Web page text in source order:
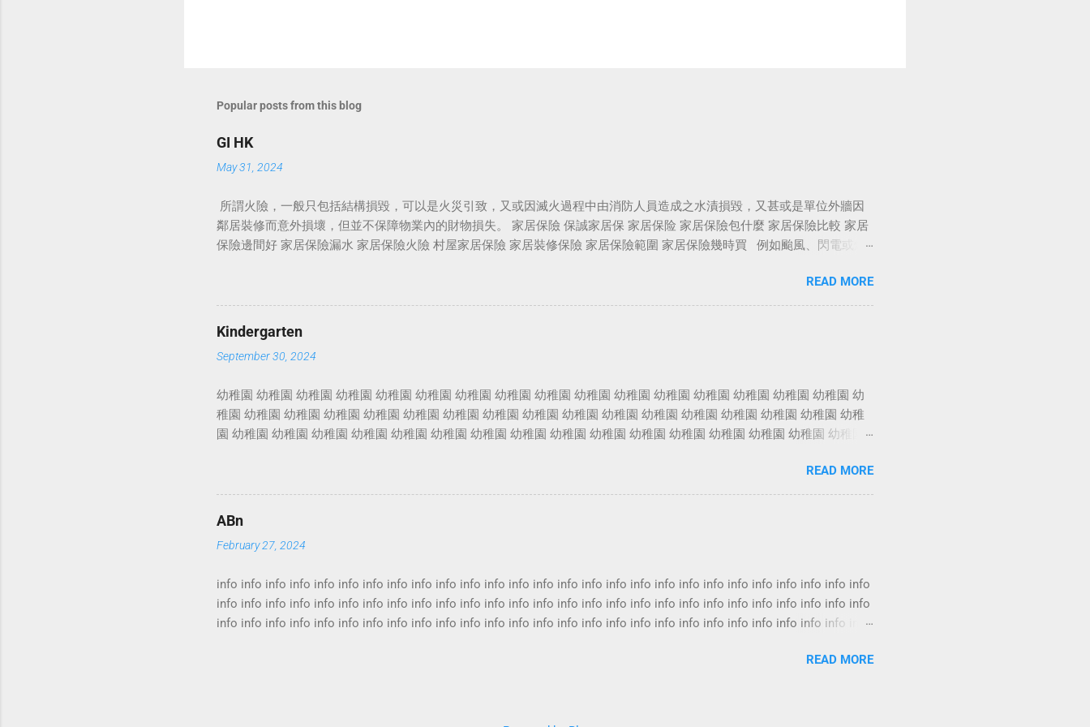
Popular posts from this blog
GI HK
May 31, 2024
所謂火險，一般只包括結構損毀，可以是火災引致，又或因滅火過程中由消防人員造成之水漬損毀，又甚或是單位外牆因
鄰居裝修而意外損壞，但並不保障物業內的財物損失。 家居保險 保誠家居保 家居保险 家居保險包什麼 家居保險比較 家居
保險邊間好 家居保險漏水 家居保險火險 村屋家居保險 家居裝修保險 家居保險範圍 家居保險幾時買 例如颱風、閃電或爆
花、地板、窗台等損毀，家居財物及裝修等損失則不保。 另外，火災以外引致的損毀，純火險亦不會賠償。 家居保險價錢
業主家居保險 家居保險推介 火險 火險報價 按揭火險 火險比較 火險最平 火險保費 家居火險 火險價錢 樓宇火
險 火災險 火災保險 樓宇結構保險 投保火險需要什麼資料 若然家中發生水災，不但令全屋水浸，水流還從大門縫隙流
到大堂，引致大堂水浸，升降機亦損毀。 事面上的涉及物業的保險林林總總，包括火險、裝修保險，家居保險等。一般讀
者都會有相同疑問：家居保險是否「全保」? 還否只保火災? 其實保險條款每間公司各有不同，難說誰稱得上「全保」，投
計算 家居保險火險 家居保險邊間好 家居保險漏水 火險家居保險 家居保險比較 家居保險租客 家居保險第三者責任
保險 事實上，涉及物業的保險大項主要有兩類，包括「火險」及「財物保險」。 業主要面對的，除了屋內財物損毀之
餘，還有機會被業主立案法團追討昂貴的升降機維修費和樓下鄰居追討因天花漏水的裝修費。 水浸後重新裝修期間，業主
READ MORE
Kindergarten
September 30, 2024
幼稚園 幼稚園 幼稚園 幼稚園 幼稚園 幼稚園 幼稚園 幼稚園 幼稚園 幼稚園 幼稚園 幼稚園 幼稚園 幼稚園 幼稚園 幼稚園 幼
稚園 幼稚園 幼稚園 幼稚園 幼稚園 幼稚園 幼稚園 幼稚園 幼稚園 幼稚園 幼稚園 幼稚園 幼稚園 幼稚園 幼稚園 幼稚園 幼稚
園 幼稚園 幼稚園 幼稚園 幼稚園 幼稚園 幼稚園 幼稚園 幼稚園 幼稚園 幼稚園 幼稚園 幼稚園 幼稚園 幼稚園 幼稚園 幼稚園
稚園 幼稚園 幼稚園 幼稚園 幼稚園 幼稚園 幼稚園 幼稚園 幼稚園 幼稚園 幼稚園 幼稚園 幼稚園 幼稚園 幼稚園 幼稚園 幼稚
園 幼稚園 幼稚園 幼稚園 幼稚園 幼稚園 幼稚園 幼稚園
READ MORE
ABn
February 27, 2024
info info info info info info info info info info info info info info info info info info info info info info info info info info info
info info info info info info info info info info info info info info info info info info info info info info info info info info info
info info info info info info info info info info info info info info info info info info info info info info info info info info info
info info info info info info info info info info info info info info info info info info info info info info info info info info info
READ MORE